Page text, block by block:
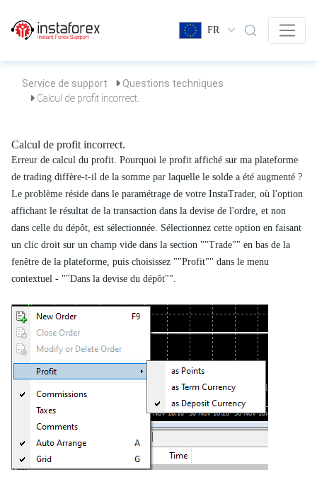
FR
Service de support
Questions techniques
Calcul de profit incorrect.
Calcul de profit incorrect.
Erreur de calcul du profit. Pourquoi le profit affiché sur ma plateforme
de trading diffère-t-il de la somme par laquelle le solde a été augmenté ?
Le problème réside dans le paramétrage de votre InstaTrader, où l'option
affichant le résultat de la transaction dans la devise de l'ordre, et non
dans celle du dépôt, est sélectionnée. Sélectionnez cette option en faisant
un clic droit sur un champ vide dans la section ""Trade"" en bas de la
fenêtre de la plateforme, puis choisissez ""Profit"" dans le menu
contextuel - ""Dans la devise du dépôt"".